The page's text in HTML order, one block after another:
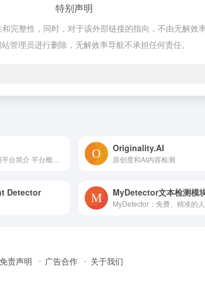
特别声明
完整性，同时，对于该外部链接的指向，不由无解
管理员进行删除，无解效率导航不承担任何责任。
Originality.AI
原创度和AI内容检测
Detector MyDetector文本检测模
免责声明 广告合作 关于我们